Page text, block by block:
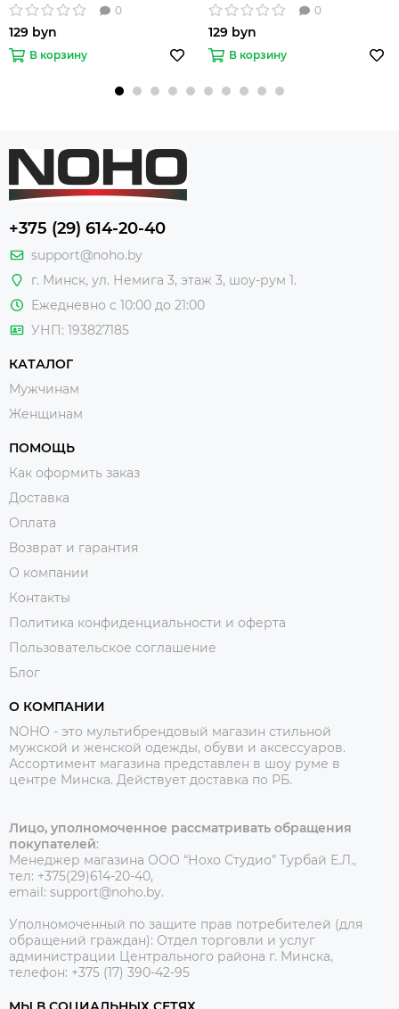
0
129 byn
В корзину
0
129 byn
В корзину
+375 (29) 614-20-40
support@noho.by
г. Минск, ул. Немига 3, этаж 3, шоу-рум 1.
Ежедневно с 10:00 до 21:00
УНП: 193827185
КАТАЛОГ
Мужчинам
Женщинам
ПОМОЩЬ
Как оформить заказ
Доставка
Оплата
Возврат и гарантия
О компании
Контакты
Политика конфиденциальности и оферта
Пользовательское соглашение
Блог
О КОМПАНИИ
NOHO - это мультибрендовый магазин стильной
мужской и женской одежды, обуви и аксессуаров.
Ассортимент магазина представлен в шоу руме в
центре Минска. Действует доставка по РБ.
Лицо, уполномоченное рассматривать обращения
покупателей:
Менеджер магазина ООО “Нохо Студио” Турбай Е.Л.,
тел: +375(29)614-20-40,
email: support@noho.by.
Уполномоченный по защите прав потребителей (для
обращений граждан): Отдел торговли и услуг
администрации Центрального района г. Минска,
телефон: +375 (17) 390-42-95